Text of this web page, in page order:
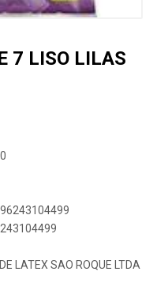
7 LISO LILAS
LATEX SAO ROQUE LTDA